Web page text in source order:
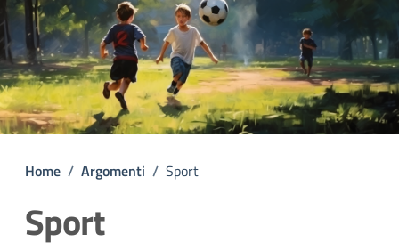
Home / Argomenti / Sport
Sport